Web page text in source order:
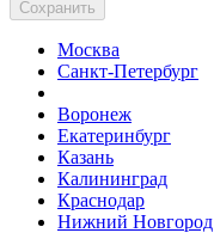
Сохранить
Москва
Санкт-Петербург
Воронеж
Екатеринбург
Казань
Калининград
Краснодар
Нижний Новгород